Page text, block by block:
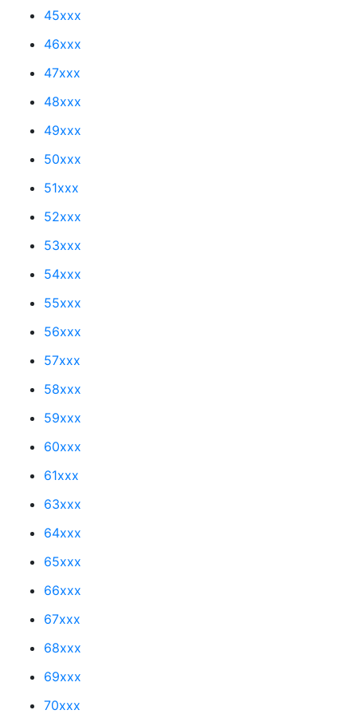
45xxx
46xxx
47xxx
48xxx
49xxx
50xxx
51xxx
52xxx
53xxx
54xxx
55xxx
56xxx
57xxx
58xxx
59xxx
60xxx
61xxx
63xxx
64xxx
65xxx
66xxx
67xxx
68xxx
69xxx
70xxx